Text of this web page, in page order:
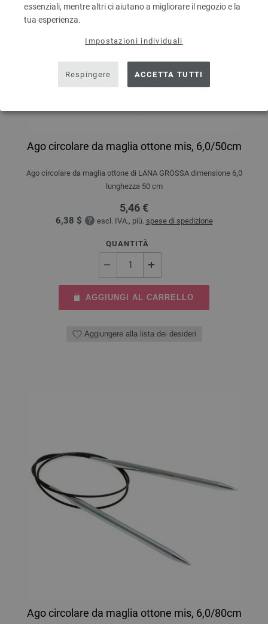
essenziali, mentre altri ci aiutano a migliorare il negozio e la
tua esperienza.
Impostazioni individuali
Respingere ACCETTA TUTTI
Ago circolare da maglia ottone mis, 6,0/50cm
Ago circolare da maglia ottone di LANA GROSSA dimensione 6,0
lunghezza 50 cm
5,46 €
6,38 $ escl. IVA., più. spese di spedizione
QUANTITÀ
AGGIUNGI AL CARRELLO
Aggiungere alla lista dei desideri
Ago circolare da maglia ottone mis, 6,0/80cm